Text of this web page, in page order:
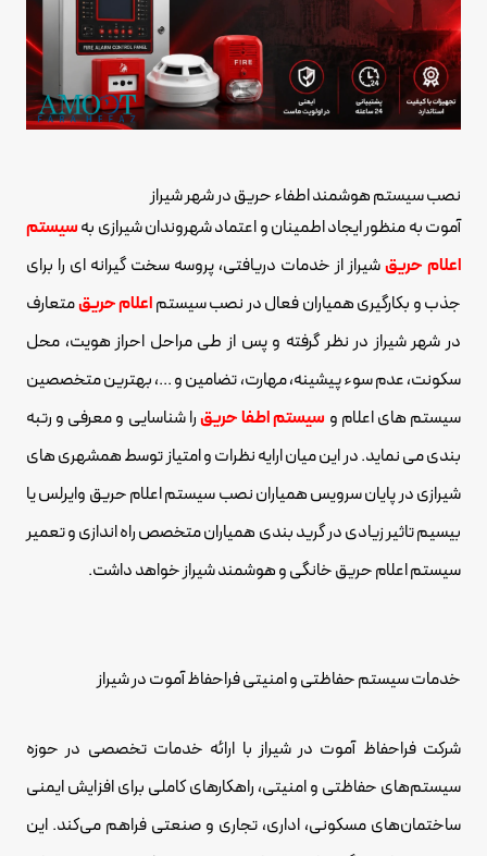
نصب سیستم هوشمند اطفاء حریق در شهر شیراز
آموت به منظور ایجاد اطمینان و اعتماد شهروندان شیرازی بهسیستم
اعلام حریقشیراز از خدمات دریافتی، پروسه سخت گیرانه ای را برای
جذب و بکارگیری همیاران فعال در نصب سیستماعلام حریقمتعارف
در شهر شیراز در نظر گرفته و پس از طی مراحل احراز هویت، محل
سکونت، عدم سوء پیشینه، مهارت، تضامین و ...، بهترین متخصصین
سیستم های اعلام و سیستم اطفا حریقرا شناسایی و معرفی و رتبه
بندی می نماید. در این میان ارایه نظرات و امتیاز توسط همشهری های
شیرازی در پایان سرویس همیاران نصب سیستم اعلام حریق وایرلس یا
بیسیم تاثیر زیادی در گرید بندی همیاران متخصص راه اندازی و تعمیر
سیستم اعلام حریق خانگی و هوشمند شیراز خواهد داشت.
خدمات سیستم حفاظتی و امنیتی فراحفاظ آموت در شیراز
شرکت فراحفاظ آموت در شیراز با ارائه خدمات تخصصی در حوزه
سیستم‌های حفاظتی و امنیتی، راهکارهای کاملی برای افزایش ایمنی
ساختمان‌های مسکونی، اداری، تجاری و صنعتی فراهم می‌کند. این